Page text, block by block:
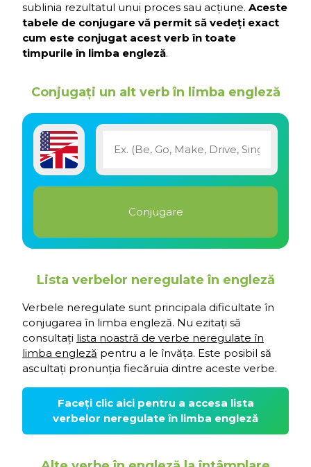
sublinia rezultatul unui proces sau acțiune. Aceste
tabele de conjugare vă permit să vedeți exact
cum este conjugat acest verb în toate
timpurile în limba engleză.
Conjugați un alt verb în limba engleză
Lista verbelor neregulate în engleză
Verbele neregulate sunt principala dificultate în
conjugarea în limba engleză. Nu ezitați să
consultați lista noastră de verbe neregulate în
limba engleză pentru a le învăța. Este posibil să
ascultați pronunția fiecăruia dintre aceste verbe.
Faceți clic aici pentru a accesa lista
verbelor neregulate în limba engleză